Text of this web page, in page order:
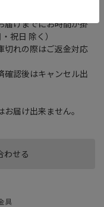
わせる
す。
けまでにお時間が掛
祝日 除く）
れの際はご返金対応
認後はキャンセル出
届け出来ません。
具